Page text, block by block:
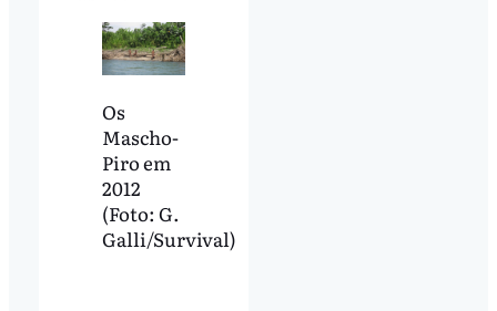
Os
Mascho-
Piro em
2012
(Foto: G.
Galli/Survival)